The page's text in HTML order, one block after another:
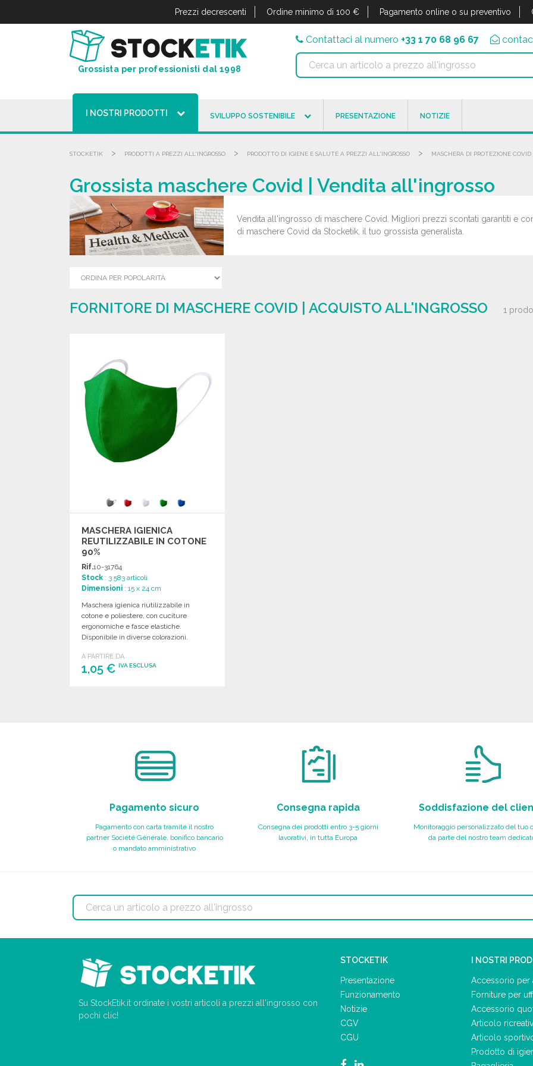
Prezzi decrescenti Ordine minimo di 100 € Pagamento online o su preventivo
Grossista per professionisti dal 1998
Contattaci al numero +33 1 70 68 96 67
I NOSTRI PRODOTTI SVILUPPO SOSTENIBILE PRESENTAZIONE NOTIZIE
STOCKETIK > PRODOTTI A PREZZI ALL'INGROSSO > PRODOTTO DI IGIENE E SALUTE A PREZZI ALL'INGROSSO > MASCHERA DI PROTEZIONE COVID
Grossista maschere Covid | Vendita all'ingrosso
Vendita all'ingrosso di maschere Covid. Migliori prezzi scontati garantiti e
di maschere Covid da Stocketik, il tuo grossista generalista.
FORNITORE DI MASCHERE COVID | ACQUISTO ALL'INGROSSO 1
MASCHERA IGIENICA
REUTILIZZABILE IN COTONE
90%
Rif.10-31764
Stock : 3 583 articoli
Dimensioni : 15 x 24 cm
Maschera igienica riutilizzabile in
cotone e poliestere, con cuciture
ergonomiche e fasce elastiche.
Disponibile in diverse colorazioni.
A PARTIRE DA
1,05 € IVA ESCLUSA
Pagamento sicuro
Pagamento con carta tramite il nostro
partner Société Générale, bonifico bancario
o mandato amministrativo
Consegna rapida
Consegna dei prodotti entro 3-5 giorni
lavorativi, in tutta Europa
Soddisfazione del
Monitoraggio personalizzato del tuo
da parte del nostro team
Su StockEtik.it ordinate i vostri articoli a prezzi all'ingrosso con
pochi clic!
STOCKETIK
Presentazione
Funzionamento
Notizie
CGV
CGU
I NOSTRI
Accessorio per
Forniture per
Accessorio
Articolo
Articolo
Prodotto di